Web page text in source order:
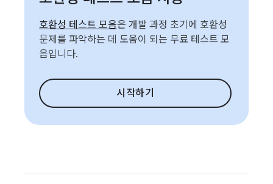
호환성 테스트 모음은 개발 과정 초기에 호환성
문제를 파악하는 데 도움이 되는 무료 테스트 모
음입니다.
시작하기